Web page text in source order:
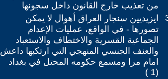
من تعذيب خارج القانون داخل سجونها
ايزيديين سنجار العراق أهوال لا يمكن
تصورها - في الواقع، عمليات الإعدام
الجماعية القسرية والاختطاف والاستعباد
والعنف الجنسي المنهجي التي ارتكبها داعش
امام مرا ومسمع حكومه المحتل في بغداد
(1 )